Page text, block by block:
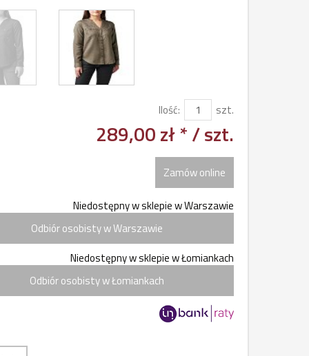
Ilość: szt.
289,00 zł */ szt.
Zamów online
Niedostępny w sklepie w Warszawie
Odbiór osobisty w Warszawie
Niedostępny w sklepie w Łomiankach
Odbiór osobisty w Łomiankach